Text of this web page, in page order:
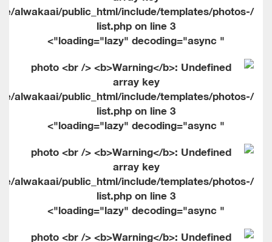
alwakaai/public_html/include/templates/photos-
list.php on line3
" loading="lazy" decoding="async">
alwakaai/public_html/include/templates/photos-
list.php on line3
" loading="lazy" decoding="async">
alwakaai/public_html/include/templates/photos-
list.php on line3
" loading="lazy" decoding="async">